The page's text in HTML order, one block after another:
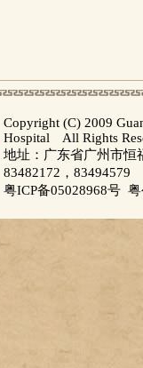
Copyright (C) 2009
Hospital All Rights
地址：广东省广州市
83482172，83494579
粤ICP备05028968号